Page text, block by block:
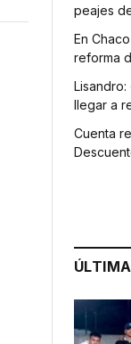
peajes
En
reforma
llegar a
Cuenta